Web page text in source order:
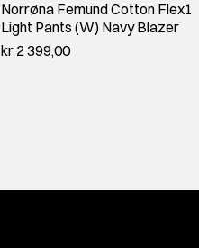
Norrøna Femund Cotton Flex1
Light Pants (W) Navy Blazer
kr 2 399,00